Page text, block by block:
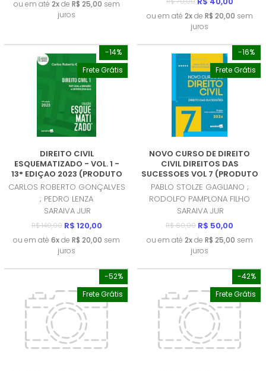
ou em até 2xde R$ 25,00 sem
juros
ou em até 2xde R$ 20,00 sem
juros
-14%
Frete Grátis
DIREITO CIVIL
ESQUEMATIZADO - VOL. 1 -
13° EDIÇAO 2023 (PRODUTO
USADO - COMO NOVO)
CARLOS ROBERTO GONÇALVES
; PEDRO LENZA
SARAIVA JUR
R$ 140,00 R$ 120,00
ou em até 6xde R$ 20,00 sem
juros
-16%
Frete Grátis
NOVO CURSO DE DIREITO
CIVIL DIREITOS DAS
SUCESSOES VOL 7 (PRODUTO
USADO - MUITO BOM)
PABLO STOLZE GAGLIANO ;
RODOLFO PAMPLONA FILHO
SARAIVA JUR
R$ 60,00 R$ 50,00
ou em até 2xde R$ 25,00 sem
juros
-52%
Frete Grátis
-42%
Frete Grátis